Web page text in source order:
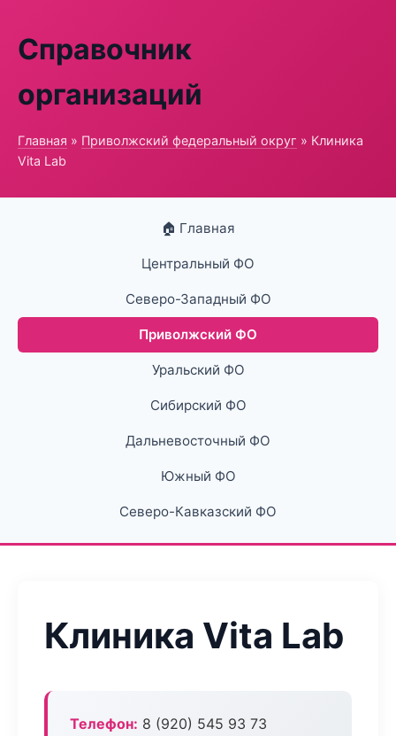
Справочник
организаций
Главная » Приволжский федеральный округ » Клиника
Vita Lab
🏠 Главная
Центральный ФО
Северо-Западный ФО
Приволжский ФО
Уральский ФО
Сибирский ФО
Дальневосточный ФО
Южный ФО
Северо-Кавказский ФО
Клиника Vita Lab
Телефон: 8 (920) 545 93 73